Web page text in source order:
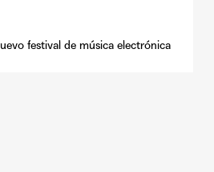
festival de música electrónica